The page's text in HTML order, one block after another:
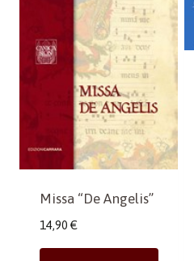
Missa “De Angelis”
14,90 €